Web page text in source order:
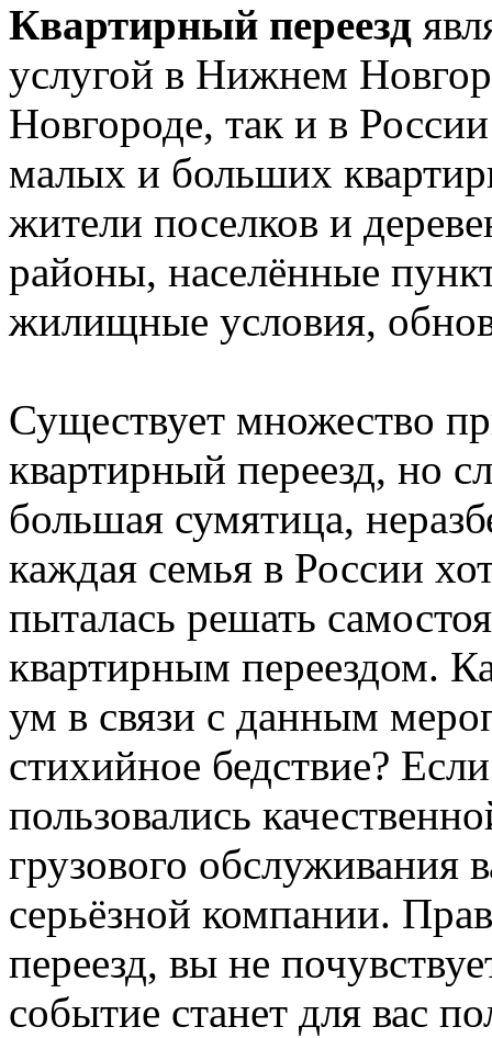
Квартирный переезд
услугой в Нижнем
Новгороде, так и в
малых и больших
жители поселков и
районы, населённые
жилищные условия,
Существует множество
квартирный переезд, но
большая сумятица,
каждая семья в России
пыталась решать
квартирным переездом.
ум в связи с данным
стихийное бедствие?
пользовались
грузового обслуживания
серьёзной компании.
переезд, вы не
событие станет для вас